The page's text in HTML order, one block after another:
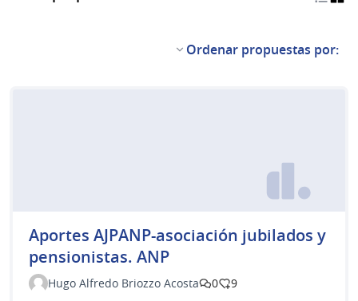
Ordenar propuestas por:
Aportes AJPANP-asociación jubilados y
pensionistas. ANP
Hugo Alfredo Briozzo Acosta 0 9